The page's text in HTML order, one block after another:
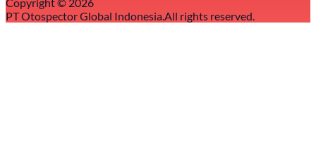
PT Otospector Global Indonesia. All rights reserved.